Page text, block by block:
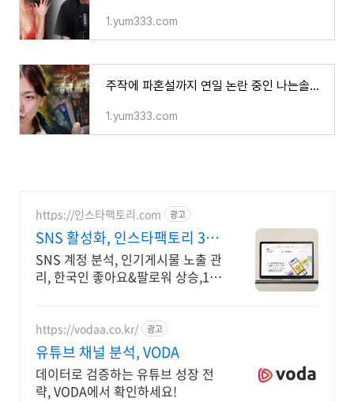
1.yum333.com
주작에 파혼설까지 연일 논란 중인 나는솔로 16기 순자 전남편 폭로글 충격적인 주장 논란 - 트렌
1.yum333.com
https://인스타팩토리.com 광고
SNS 활성화, 인스타팩토리 31
만 셀럽이 알려주는 비법
SNS 계정 분석, 인기게시물 노출 관
리, 한국인 좋아요&팔로워 상승,1:1
된 최적화 좋아요 증가
https://vodaa.co.kr/ 광고
유튜브 채널 분석, VODA
데이터로 검증하는 유튜브 성장 전
략, VODA에서 확인하세요!